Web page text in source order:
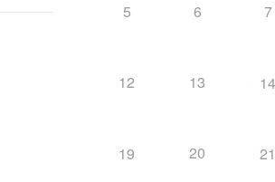
5 6 7
12 13
19 20